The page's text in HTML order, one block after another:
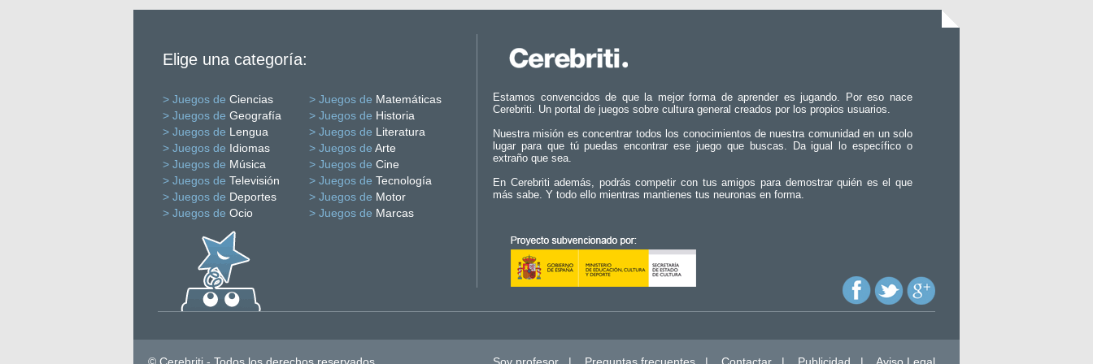
Elige una categoría:
> Juegos de Ciencias > Juegos de Matemáticas
> Juegos de Geografía > Juegos de Historia
> Juegos de Lengua > Juegos de Literatura
> Juegos de Idiomas > Juegos de Arte
> Juegos de Música > Juegos de Cine
> Juegos de Televisión > Juegos de Tecnología
> Juegos de Deportes > Juegos de Motor
> Juegos de Ocio > Juegos de Marcas
Estamos convencidos de que la mejor forma de aprender es jugando. Por eso nace
Cerebriti. Un portal de juegos sobre cultura general creados por los propios usuarios.
Nuestra misión es concentrar todos los conocimientos de nuestra comunidad en un solo
lugar para que tú puedas encontrar ese juego que buscas. Da igual lo específico o
extraño que sea.
En Cerebriti además, podrás competir con tus amigos para demostrar quién es el que
más sabe. Y todo ello mientras mantienes tus neuronas en forma.